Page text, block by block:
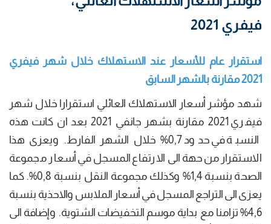
فيفري 2021
استقرار عام للأسعار عند الاستهلاك خلال شهر فيفري
2021 مقارنة بالشهر السابق
شهد مؤشر أسعار الاستهلاك العائلي استقرارا خلال شهر
فيفري 2021 مقارنة بشهر جانفي 2021 بعد ان كانت هذه
النسبة في حدود 0,7% خلال الشهر الفارط. ويعزى هذا
الاستقرار من حهة الى الارتفاع المسجل في أسعار مجموعة
الصحة بنسبة 1,4% وكذلك مجموعة النقل بنسبة 0,8%. كما
يعزى الى التراجع المسجل في أسعار الملابس والاحذية بنسبة
4,6% تزامنا مع بداية موسم التخفيضات الشتوية. وإضافة الى